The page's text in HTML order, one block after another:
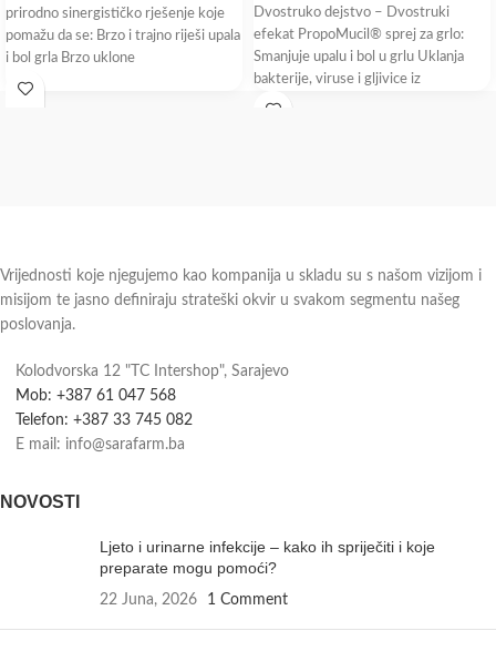
prirodno sinergističko rješenje koje
pomažu da se: Brzo i trajno riješi upala
i bol grla Brzo uklone
Dvostruko dejstvo – Dvostruki
efekat PropoMucil® sprej za grlo:
Smanjuje upalu i bol u grlu Uklanja
bakterije, viruse i gljivice iz
Vrijednosti koje njegujemo kao kompanija u skladu su s našom vizijom i
misijom te jasno definiraju strateški okvir u svakom segmentu našeg
poslovanja.
Kolodvorska 12 "TC Intershop", Sarajevo
Mob: +387 61 047 568
Telefon: +387 33 745 082
E mail: info@sarafarm.ba
NOVOSTI
Ljeto i urinarne infekcije – kako ih spriječiti i koje
preparate mogu pomoći?
22 Juna, 2026 1 Comment